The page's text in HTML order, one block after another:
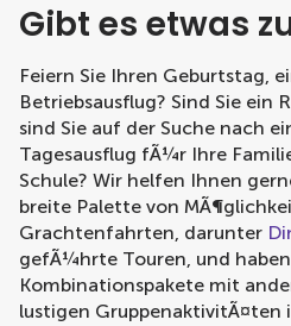
Gibt es etwas
Feiern Sie Ihren Geburtstag,
Betriebsausflug? Sind Sie ein
sind Sie auf der Suche nach
Tagesausflug fÃ¼r Ihre
Schule? Wir helfen Ihnen
breite Palette von
Grachtenfahrten, darunter
gefÃ¼hrte Touren, und
Kombinationspakete mit
lustigen GruppenaktivitÃ¤ten